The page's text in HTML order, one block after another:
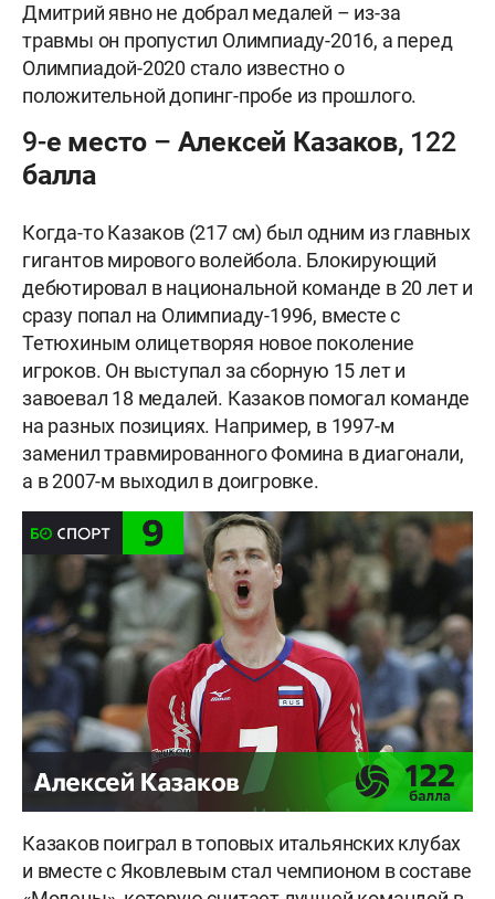
Дмитрий явно не добрал медалей – из-за
травмы он пропустил Олимпиаду-2016, а перед
Олимпиадой-2020 стало известно о
положительной допинг-пробе из прошлого.
9-е место – Алексей Казаков, 122
балла
Когда-то Казаков (217 см) был одним из главных
гигантов мирового волейбола. Блокирующий
дебютировал в национальной команде в 20 лет и
сразу попал на Олимпиаду-1996, вместе с
Тетюхиным олицетворяя новое поколение
игроков. Он выступал за сборную 15 лет и
завоевал 18 медалей. Казаков помогал команде
на разных позициях. Например, в 1997-м
заменил травмированного Фомина в диагонали,
а в 2007-м выходил в доигровке.
Казаков поиграл в топовых итальянских клубах
и вместе с Яковлевым стал чемпионом в составе